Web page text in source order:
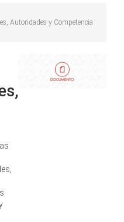
Autoridades y Competencia